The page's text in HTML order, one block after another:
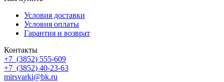
Условия доставки
Условия оплаты
Гарантия и возврат
Контакты
+7 (3852) 555-609
+7 (3852) 40-23-63
mirsvarki@bk.ru